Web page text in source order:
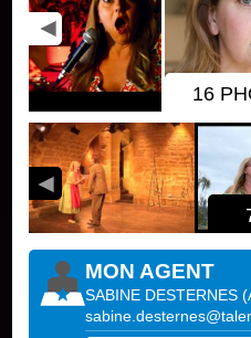
16
MON AGENT
SABINE DESTERNES (